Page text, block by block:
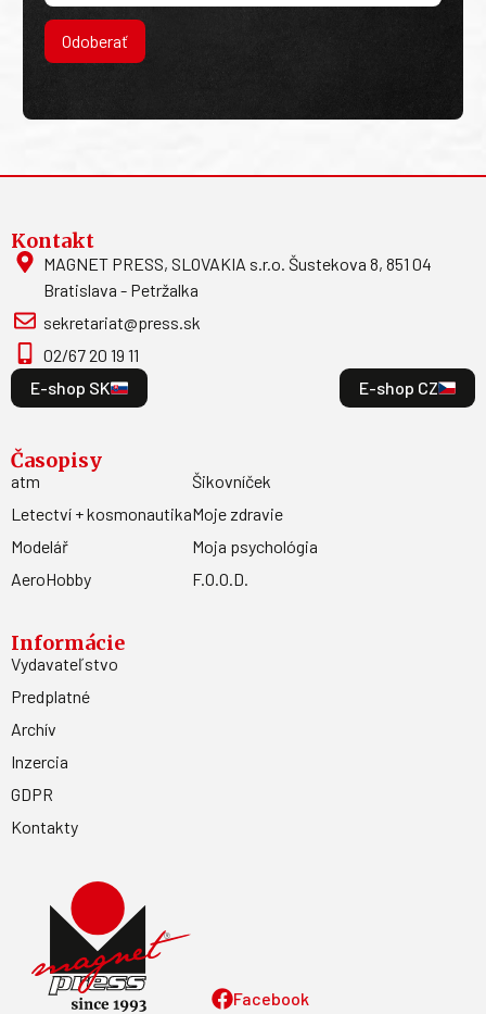
Odoberať
Facebook
Kontakt
MAGNET PRESS, SLOVAKIA s.r.o. Šustekova 8, 851 04
Bratislava - Petržalka
sekretariat@press.sk
02/67 20 19 11
E-shop SK
E-shop CZ
Časopisy
atm
Letectví + kosmonautika
Modelář
AeroHobby
Šikovníček
Moje zdravie
Moja psychológia
F.O.O.D.
Informácie
Vydavateľstvo
Predplatné
Archív
Inzercia
GDPR
Kontakty